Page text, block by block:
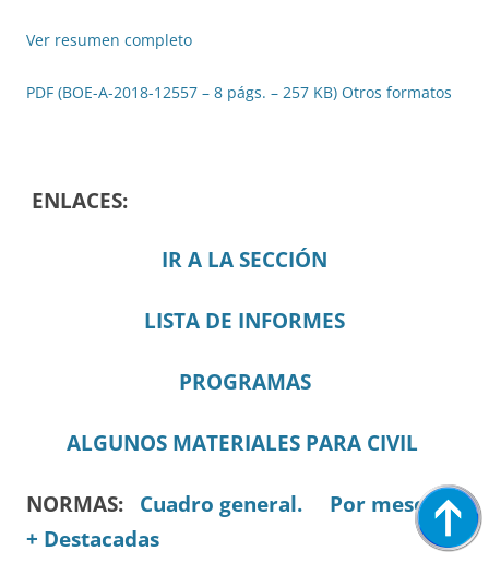
Ver resumen completo
PDF (BOE-A-2018-12557 – 8 págs. – 257 KB) Otros formatos
ENLACES:
IR A LA SECCIÓN
LISTA DE INFORMES
PROGRAMAS
ALGUNOS MATERIALES PARA CIVIL
NORMAS: Cuadro general.
Por meses.
+ Destacadas